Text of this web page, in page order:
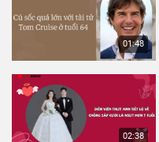
01:48
02:38